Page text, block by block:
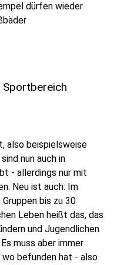
dürfen wieder
also beispielsweise
nun auch in
- allerdings nur mit
Neu ist auch: Im
bis zu 30
Leben heißt das, das
und Jugendlichen
muss aber immer
wo befunden hat - also